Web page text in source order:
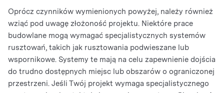
Oprócz czynników wymienionych powyżej, należy również
wziąć pod uwagę złożoność projektu. Niektóre prace
budowlane mogą wymagać specjalistycznych systemów
rusztowań, takich jak rusztowania podwieszane lub
wspornikowe. Systemy te mają na celu zapewnienie dojścia
do trudno dostępnych miejsc lub obszarów o ograniczonej
przestrzeni. Jeśli Twój projekt wymaga specjalistycznego